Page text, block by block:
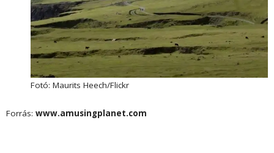
Fotó: Maurits Heech/Flickr
Forrás: www.amusingplanet.com